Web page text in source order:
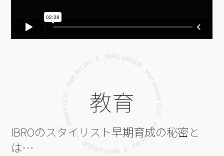
教育
IBROのスタイリスト早期育成の秘密と
は…